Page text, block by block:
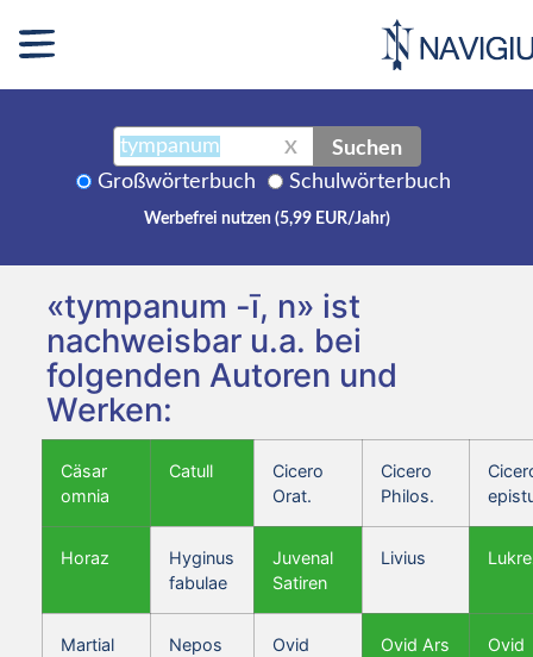
X Suchen
Großwörterbuch Schulwörterbuch
Werbefrei nutzen (5,99 EUR/Jahr)
«tympanum -ī, n» ist
nachweisbar u.a. bei
folgenden Autoren und
Werken:
Cäsar
omnia
Catull
Cicero
Orat.
Cicero
Philos.
Horaz
Hyginus
fabulae
Juvenal
Satiren
Livius
Martial Nepos
Ovid
Ovid Ars
Ovid